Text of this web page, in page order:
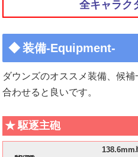
全キャラク
装備-Equipment-
ダウンズのオススメ装備、候
合わせると良いです。
駆逐主砲
138.6mm